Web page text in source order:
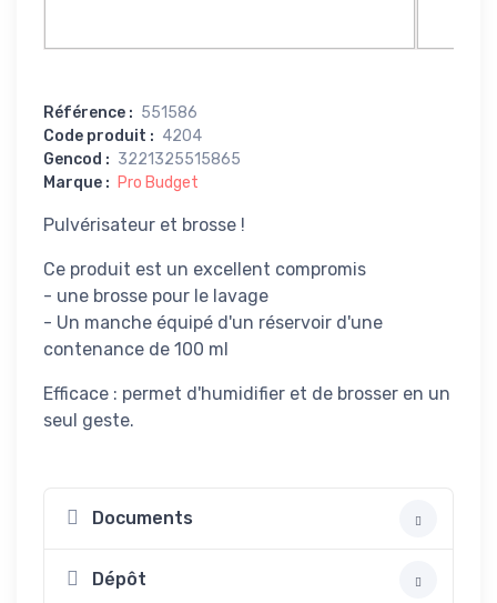
Référence : 551586
Code produit : 4204
Gencod : 3221325515865
Marque : Pro Budget
Pulvérisateur et brosse !
Ce produit est un excellent compromis
- une brosse pour le lavage
- Un manche équipé d'un réservoir d'une
contenance de 100 ml
Efficace : permet d'humidifier et de brosser en un
seul geste.
Documents
Dépôt